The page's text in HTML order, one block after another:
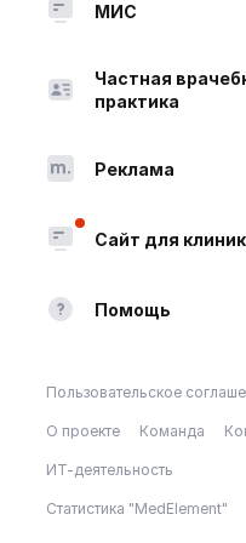
МИС
Частная
практика
Реклама
Сайт для
Помощь
Пользовательское
О проекте Команда
ИТ-деятельность
Статистика "MedElement"